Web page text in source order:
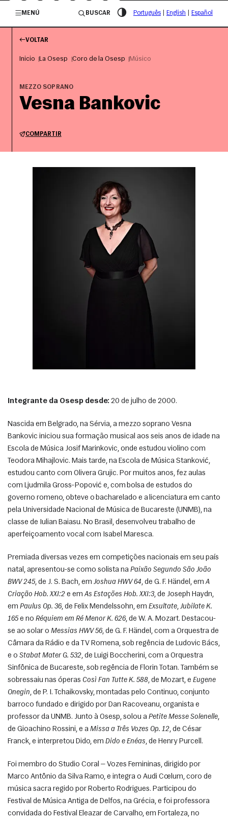
/governosp
MENÚ
BUSCAR Português English Español
VOLTAR
Inicio La Osesp Coro de la Osesp Músico
MEZZO SOPRANO
Vesna Bankovic
COMPARTIR
Integrante da Osesp desde: 20 de julho de 2000.
Nascida em Belgrado, na Sérvia, a mezzo soprano Vesna
Bankovic iniciou sua formação musical aos seis anos de idade na
Escola de Música Josif Marinkovic, onde estudou violino com
Teodora Mihajlovic. Mais tarde, na Escola de Música Stanković,
estudou canto com Olivera Grujic. Por muitos anos, fez aulas
com Ljudmila Gross-Popović e, com bolsa de estudos do
governo romeno, obteve o bacharelado e a licenciatura em canto
pela Universidade Nacional de Música de Bucareste (UNMB), na
classe de Iulian Baiasu. No Brasil, desenvolveu trabalho de
aperfeiçoamento vocal com Isabel Maresca.
Premiada diversas vezes em competições nacionais em seu país
natal, apresentou-se como solista na Paixão Segundo São João
BWV 245, de J. S. Bach, em Joshua HWV 64, de G. F. Händel, em A
Criação Hob. XXI:2 e em As Estações Hob. XXI:3, de Joseph Haydn,
em Paulus Op. 36, de Felix Mendelssohn, em Exsultate, Jubilate K.
165 e no Réquiem em Ré Menor K. 626, de W. A. Mozart. Destacou-
se ao solar o Messias HWV 56, de G. F. Händel, com a Orquestra de
Câmara da Rádio e da TV Romena, sob regência de Ludovic Bács,
e o Stabat Mater G. 532, de Luigi Boccherini, com a Orquestra
Sinfônica de Bucareste, sob regência de Florin Totan. Também se
sobressaiu nas óperas Così Fan Tutte K. 588, de Mozart, e Eugene
Onegin, de P. I. Tchaikovsky, montadas pelo Continuo, conjunto
barroco fundado e dirigido por Dan Racoveanu, organista e
professor da UNMB. Junto à Osesp, solou a Petite Messe Solenelle,
de Gioachino Rossini, e a Missa a Três Vozes Op. 12, de César
Franck, e interpretou Dido, em Dido e Enéas, de Henry Purcell.
Foi membro do Studio Coral — Vozes Femininas, dirigido por
Marco Antônio da Silva Ramo, e integra o Audi Cœlum, coro de
música sacra regido por Roberto Rodrigues. Participou do
Festival de Música Antiga de Delfos, na Grécia, e foi professora
convidada do Festival Eleazar de Carvalho, em Fortaleza, no